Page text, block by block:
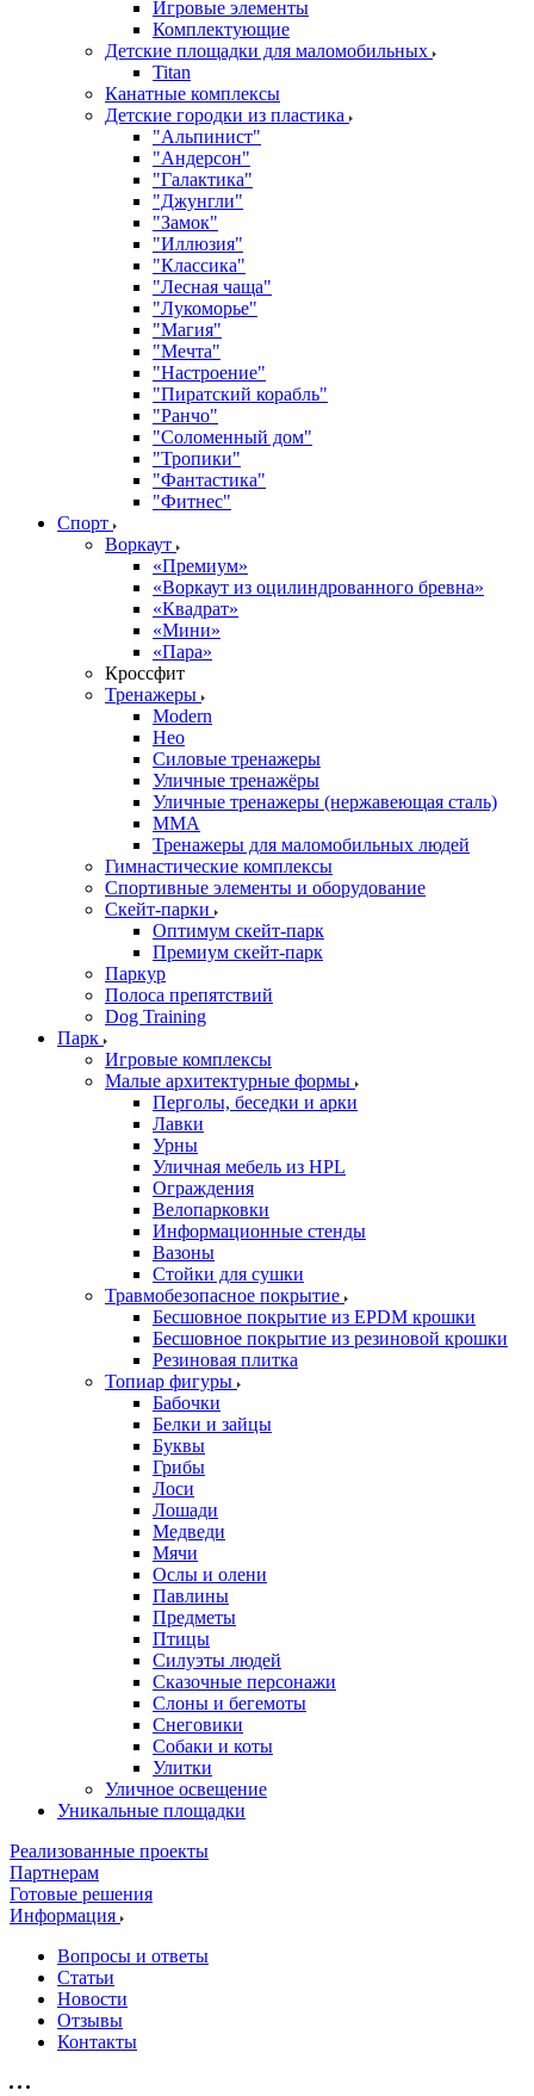
Игровые элементы
Комплектующие
Детские площадки для маломобильных
Titan
Канатные комплексы
Детские городки из пластика
"Альпинист"
"Андерсон"
"Галактика"
"Джунгли"
"Замок"
"Иллюзия"
"Классика"
"Лесная чаща"
"Лукоморье"
"Магия"
"Мечта"
"Настроение"
"Пиратский корабль"
"Ранчо"
"Соломенный дом"
"Тропики"
"Фантастика"
"Фитнес"
Спорт
Воркаут
«Премиум»
«Воркаут из оцилиндрованного бревна»
«Квадрат»
«Мини»
«Пара»
Кроссфит
Тренажеры
Modern
Нео
Силовые тренажеры
Уличные тренажёры
Уличные тренажеры (нержавеющая сталь)
ММА
Тренажеры для маломобильных людей
Гимнастические комплексы
Спортивные элементы и оборудование
Скейт-парки
Оптимум скейт-парк
Премиум скейт-парк
Паркур
Полоса препятствий
Dog Training
Парк
Игровые комплексы
Малые архитектурные формы
Перголы, беседки и арки
Лавки
Урны
Уличная мебель из HPL
Ограждения
Велопарковки
Информационные стенды
Вазоны
Стойки для сушки
Травмобезопасное покрытие
Бесшовное покрытие из EPDM крошки
Бесшовное покрытие из резиновой крошки
Резиновая плитка
Топиар фигуры
Бабочки
Белки и зайцы
Буквы
Грибы
Лоси
Лошади
Медведи
Мячи
Ослы и олени
Павлины
Предметы
Птицы
Силуэты людей
Сказочные персонажи
Слоны и бегемоты
Снеговики
Собаки и коты
Улитки
Уличное освещение
Уникальные площадки
Реализованные проекты
Партнерам
Готовые решения
Информация
Вопросы и ответы
Статьи
Новости
Отзывы
Контакты